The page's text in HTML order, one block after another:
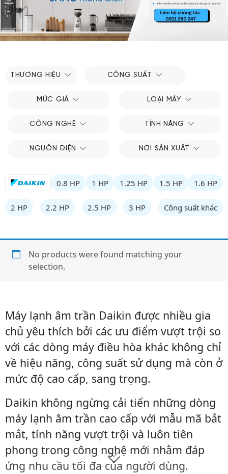
THƯƠNG HIỆU CÔNG SUẤT
MỨC GIÁ LOẠI MÁY
CÔNG NGHỆ TÍNH NĂNG
NGUỒN ĐIỆN NƠI SẢN XUẤT
0.8 HP 1 HP 1.25 HP 1.5 HP 1.6 HP
2 HP 2.2 HP 2.5 HP 3 HP Công suất khác
No products were found matching your
selection.
Máy lạnh âm trần Daikin được nhiều gia
chủ yêu thích bởi các ưu điểm vượt trội so
với các dòng máy điều hòa khác không chỉ
về hiệu năng, công suất sử dụng mà còn ở
mức độ cao cấp, sang trọng.
Daikin không ngừng cải tiến những dòng
máy lạnh âm trần cao cấp với mẫu mã bắt
mắt, tính năng vượt trội và luôn tiên
phong trong công nghệ mới nhằm đáp
ứng nhu cầu tối đa của người dùng.